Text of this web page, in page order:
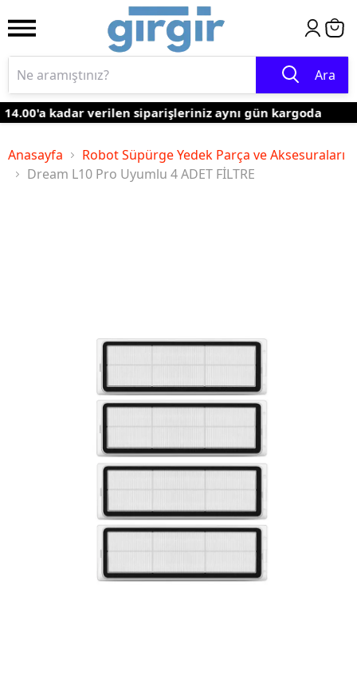
Ara
kadar verilen siparişleriniz aynı gün kargoda
Anasayfa
Robot Süpürge Yedek Parça ve Aksesuraları
Dream L10 Pro Uyumlu 4 ADET FİLTRE